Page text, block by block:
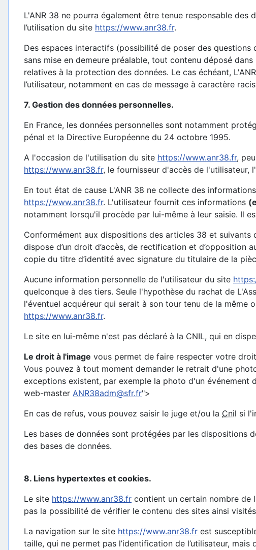
L'ANR 38 ne pourra également être tenue responsable des
l’utilisation du site https://www.anr38.fr.
Des espaces interactifs (possibilité de poser des questions
sans mise en demeure préalable, tout contenu déposé
relatives à la protection des données. Le cas échéant,
l’utilisateur, notamment en cas de message à caractère
7. Gestion des données personnelles.
En France, les données personnelles sont notamment
pénal et la Directive Européenne du 24 octobre 1995.
A l'occasion de l'utilisation du site https://www.anr38.fr,
https://www.anr38.fr, le fournisseur d'accès de l'utilisateur,
En tout état de cause L'ANR 38 ne collecte des
https://www.anr38.fr. L'utilisateur fournit ces informations
notamment lorsqu'il procède par lui-même à leur saisie. Il
Conformément aux dispositions des articles 38 et
dispose d’un droit d’accès, de rectification et d’opposition
copie du titre d’identité avec signature du titulaire de la
Aucune information personnelle de l'utilisateur du site
quelconque à des tiers. Seule l'hypothèse du rachat de
l'éventuel acquéreur qui serait à son tour tenu de la
https://www.anr38.fr.
Le site en lui-même n'est pas déclaré à la CNIL, qui en
Le droit à l'image vous permet de faire respecter votre
Vous pouvez à tout moment demander le retrait d'une
exceptions existent, par exemple la photo d'un
web-master ANR38adm@sfr.fr">
En cas de refus, vous pouvez saisir le juge et/ou la Cnil si
Les bases de données sont protégées par les dispositions
des bases de données.
8. Liens hypertextes et cookies.
Le site https://www.anr38.fr contient un certain nombre de
pas la possibilité de vérifier le contenu des sites ainsi
La navigation sur le site https://www.anr38.fr est
taille, qui ne permet pas l’identification de l’utilisateur,